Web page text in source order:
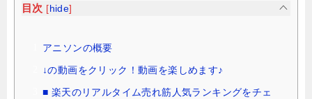
目次 [ hide]
アニソンの概要
↓の動画をクリック！動画を楽しめます♪
■ 楽天のリアルタイム売れ筋人気ランキングをチェ